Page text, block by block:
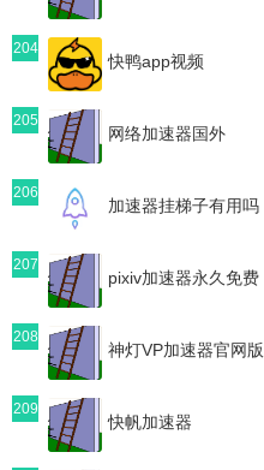
204
快鸭app视频
205
网络加速器国外
206
加速器挂梯子有用吗
207
pixiv加速器永久免费
208
神灯VP加速器官网版
209
快帆加速器